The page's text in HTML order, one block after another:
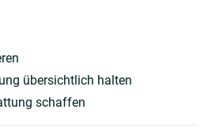
übersichtlich halten
schaffen